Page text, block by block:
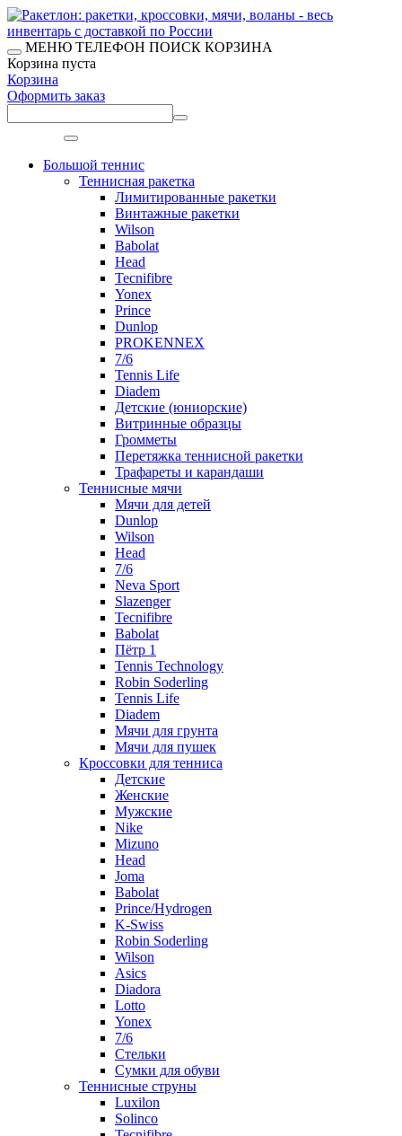
МЕНЮ ТЕЛЕФОН ПОИСК КОРЗИНА
Корзина пуста
Корзина
Оформить заказ
Большой теннис
Теннисная ракетка
Лимитированные ракетки
Винтажные ракетки
Wilson
Babolat
Head
Tecnifibre
Yonex
Prince
Dunlop
PROKENNEX
7/6
Tennis Life
Diadem
Детские (юниорские)
Витринные образцы
Громметы
Перетяжка теннисной ракетки
Трафареты и карандаши
Теннисные мячи
Мячи для детей
Dunlop
Wilson
Head
7/6
Neva Sport
Slazenger
Tecnifibre
Babolat
Пётр 1
Tennis Technology
Robin Soderling
Tennis Life
Diadem
Мячи для грунта
Мячи для пушек
Кроссовки для тенниса
Детские
Женские
Мужские
Nike
Mizuno
Head
Joma
Babolat
Prince/Hydrogen
K-Swiss
Robin Soderling
Wilson
Asics
Diadora
Lotto
Yonex
7/6
Стельки
Сумки для обуви
Теннисные струны
Luxilon
Solinco